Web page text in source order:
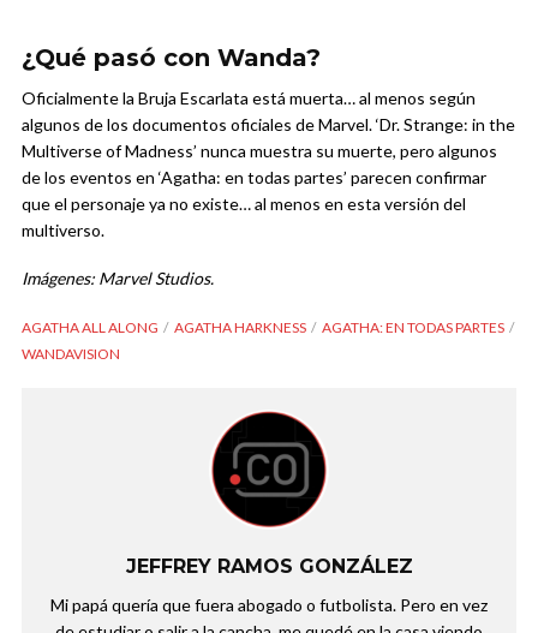
¿Qué pasó con Wanda?
Oficialmente la Bruja Escarlata está muerta… al menos según
algunos de los documentos oficiales de Marvel. ‘Dr. Strange: in the
Multiverse of Madness’ nunca muestra su muerte, pero algunos
de los eventos en ‘Agatha: en todas partes’ parecen confirmar
que el personaje ya no existe… al menos en esta versión del
multiverso.
Imágenes: Marvel Studios.
AGATHA ALL ALONG AGATHA HARKNESS
AGATHA: EN TODAS PARTES
WANDAVISION
JEFFREY RAMOS GONZÁLEZ
Mi papá quería que fuera abogado o futbolista. Pero en vez